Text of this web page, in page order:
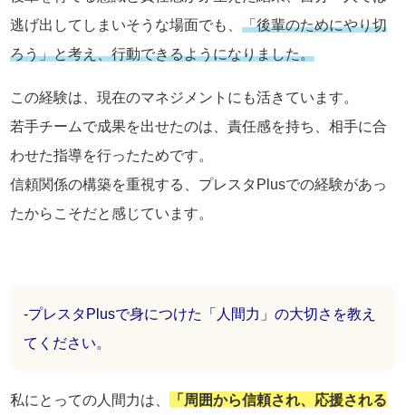
逃げ出してしまいそうな場面でも、「後輩のためにやり切
ろう」と考え、行動できるようになりました。
この経験は、現在のマネジメントにも活きています。
若手チームで成果を出せたのは、責任感を持ち、相手に合
わせた指導を行ったためです。
信頼関係の構築を重視する、プレスタPlusでの経験があっ
たからこそだと感じています。
-プレスタPlusで身につけた「人間力」の大切さを教え
てください。
私にとっての人間力は、
「周囲から信頼され、応援される